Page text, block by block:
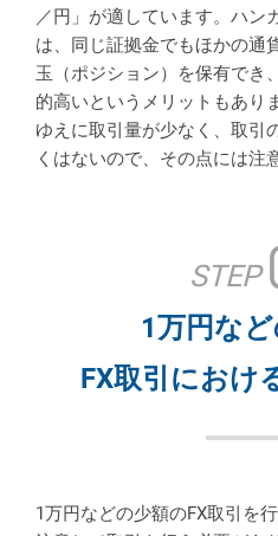
／円」が適しています。ハン
は、同じ証拠金でもほかの通
玉（ポジション）を保有でき
的高いというメリットもあり
ゆえに取引量が少なく、取引
くはないので、その点には注
STEP
1万円な
FX取引におけ
1万円などの少額のFX取引を